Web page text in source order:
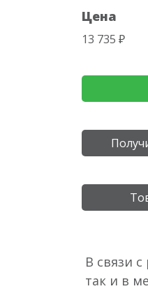
Цена
13 735 ₽
В связи
так и в